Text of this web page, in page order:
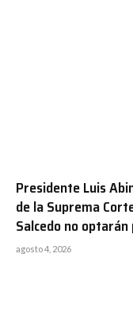
Presidente Luis
de la Suprema
Salcedo no
agosto 4, 2026